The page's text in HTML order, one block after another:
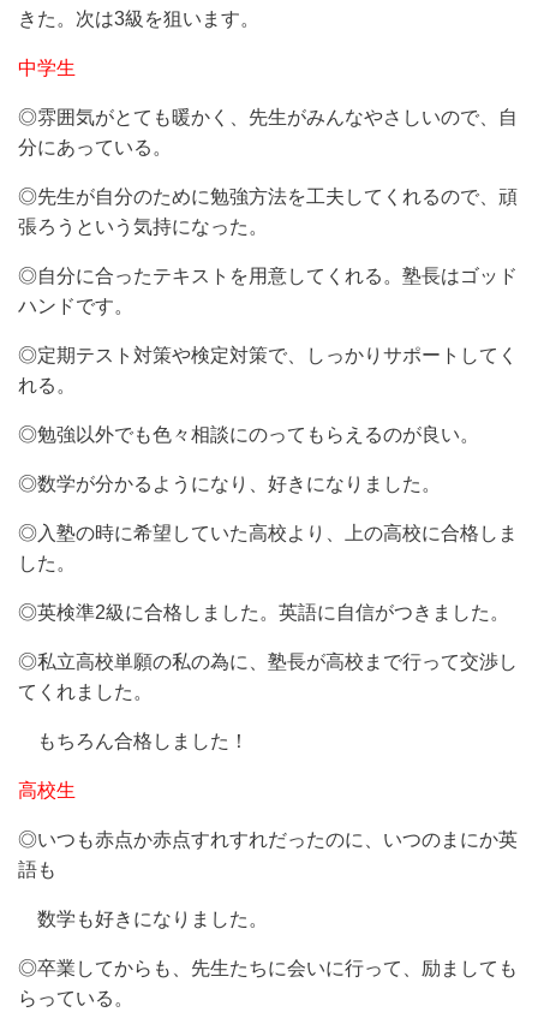
きた。次は3級を狙います。
中学生
◎雰囲気がとても暖かく、先生がみんなやさしいので、自
分にあっている。
◎先生が自分のために勉強方法を工夫してくれるので、頑
張ろうという気持になった。
◎自分に合ったテキストを用意してくれる。塾長はゴッド
ハンドです。
◎定期テスト対策や検定対策で、しっかりサポートしてく
れる。
◎勉強以外でも色々相談にのってもらえるのが良い。
◎数学が分かるようになり、好きになりました。
◎入塾の時に希望していた高校より、上の高校に合格しま
した。
◎英検準2級に合格しました。英語に自信がつきました。
◎私立高校単願の私の為に、塾長が高校まで行って交渉し
てくれました。
もちろん合格しました！
高校生
◎いつも赤点か赤点すれすれだったのに、いつのまにか英
語も
数学も好きになりました。
◎卒業してからも、先生たちに会いに行って、励ましても
らっている。